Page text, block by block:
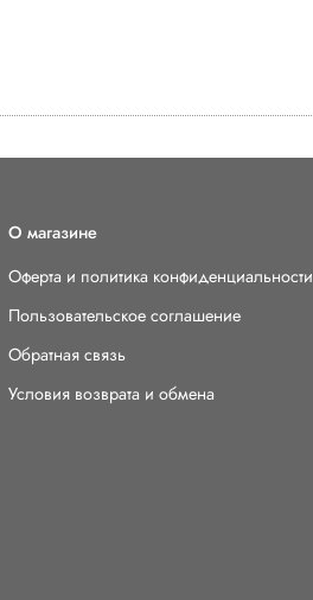
О магазине
Оферта и политика конфиденциальности
Пользовательское соглашение
Обратная связь
Условия возврата и обмена